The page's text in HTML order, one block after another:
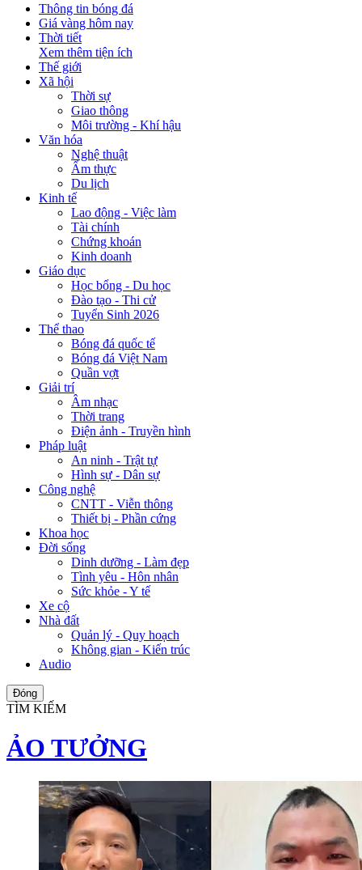
Thông tin bóng đá
Giá vàng hôm nay
Thời tiết
Xem thêm tiện ích
Thế giới
Xã hội
Thời sự
Giao thông
Môi trường - Khí hậu
Văn hóa
Nghệ thuật
Ẩm thực
Du lịch
Kinh tế
Lao động - Việc làm
Tài chính
Chứng khoán
Kinh doanh
Giáo dục
Học bổng - Du học
Đào tạo - Thi cử
Tuyển Sinh 2026
Thể thao
Bóng đá quốc tế
Bóng đá Việt Nam
Quần vợt
Giải trí
Âm nhạc
Thời trang
Điện ảnh - Truyền hình
Pháp luật
An ninh - Trật tự
Hình sự - Dân sự
Công nghệ
CNTT - Viễn thông
Thiết bị - Phần cứng
Khoa học
Đời sống
Dinh dưỡng - Làm đẹp
Tình yêu - Hôn nhân
Sức khỏe - Y tế
Xe cộ
Nhà đất
Quản lý - Quy hoạch
Không gian - Kiến trúc
Audio
Đóng
TÌM KIẾM
ẢO TƯỞNG